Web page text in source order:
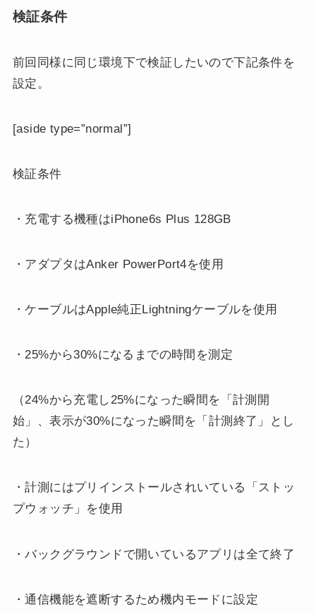
検証条件
前回同様に同じ環境下で検証したいので下記条件を
設定。
[aside type=”normal”]
検証条件
・充電する機種はiPhone6s Plus 128GB
・アダプタはAnker PowerPort4を使用
・ケーブルはApple純正Lightningケーブルを使用
・25%から30%になるまでの時間を測定
（24%から充電し25%になった瞬間を「計測開
始」、表示が30%になった瞬間を「計測終了」とし
た）
・計測にはプリインストールされいている「ストッ
プウォッチ」を使用
・バックグラウンドで開いているアプリは全て終了
・通信機能を遮断するため機内モードに設定